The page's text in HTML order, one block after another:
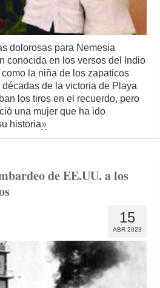
dolorosas para Nemesia
conocida en los versos del Indio
la niña de los zapaticos
décadas de la victoria de Playa
los tiros en el recuerdo, pero
una mujer que ha ido
historia»
de EE.UU. a los
15
ABR 2023